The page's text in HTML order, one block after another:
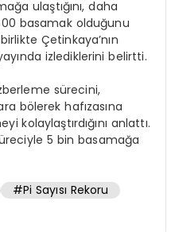
ulaştığını, daha
basamak olduğunu
Çetinkaya’nın
izlediklerini belirtti.
sürecini,
bölerek hafızasına
kolaylaştırdığını anlattı.
5 bin basamağa
#Pi Sayısı Rekoru